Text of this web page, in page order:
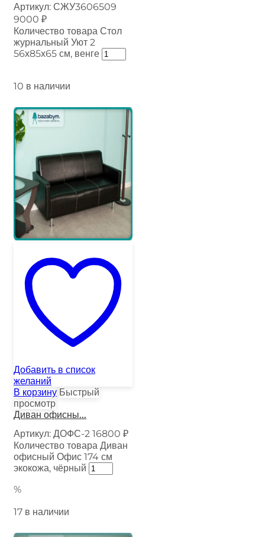
Артикул: СЖУ3606509
9000 ₽
Количество товара Стол
журнальный Уют 2
56х85х65 см, венге
10 в наличии
Добавить в список
желаний
В корзину Быстрый
просмотр
Диван офисны...
Артикул: ДОФС-2 16800 ₽
Количество товара Диван
офисный Офис 174 см
экокожа, чёрный
%
17 в наличии